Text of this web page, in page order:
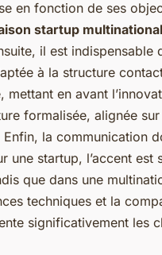
en fonction de ses
startup
il est
à la structure
en avant
formalisée, alignée
la communication
une startup, l’accent
que dans une
techniques et la
significativement les